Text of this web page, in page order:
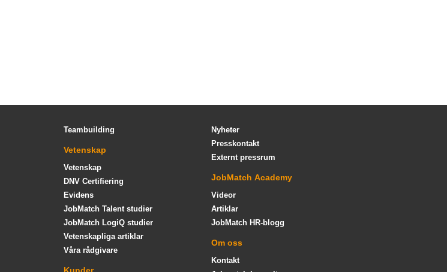
Teambuilding
Vetenskap
Vetenskap
DNV Certifiering
Evidens
JobMatch Talent studier
JobMatch LogiQ studier
Vetenskapliga artiklar
Våra rådgivare
Nyheter
Presskontakt
Externt pressrum
JobMatch Academy
Videor
Artiklar
JobMatch HR-blogg
Om oss
Kontakt